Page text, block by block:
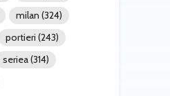
milan (324)
portieri (243)
seriea(314)